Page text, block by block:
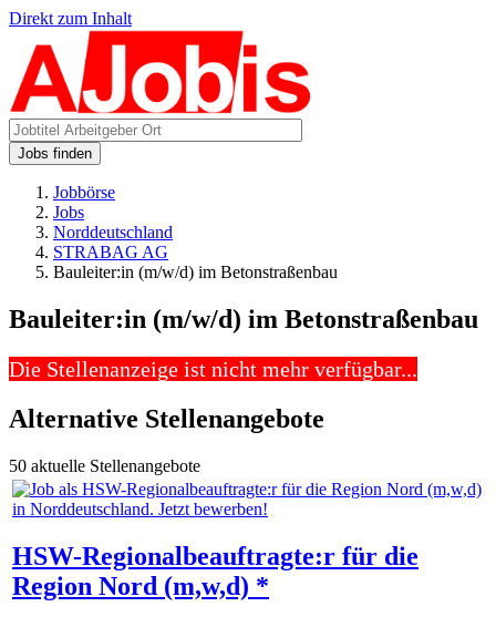
Direkt zum Inhalt
Jobs finden
Jobbörse
Jobs
Norddeutschland
STRABAG AG
Bauleiter:in (m/w/d) im Betonstraßenbau
Bauleiter:in (m/w/d) im Betonstraßenbau
Die Stellenanzeige ist nicht mehr verfügbar...
Alternative Stellenangebote
50 aktuelle Stellenangebote
HSW-Regionalbeauftragte:r für die
Region Nord (m,w,d) *